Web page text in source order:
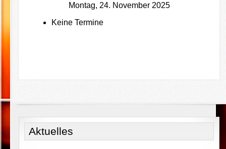
Montag, 24. November 2025
Keine Termine
Aktuelles